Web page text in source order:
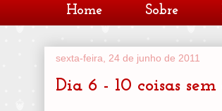
Home Sobre
sexta-feira, 24 de junho de 2011
Dia 6 - 10 coisas